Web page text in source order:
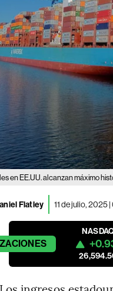
en EE.UU. alcanzan máximo
Flatley 11 de julio, 2025